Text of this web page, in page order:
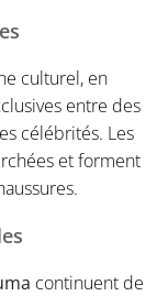
culturel, en
entre des
célébrités. Les
et forment
continuent de